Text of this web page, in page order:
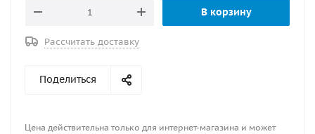
В корзину
Рассчитать доставку
Поделиться
Цена действительна только для интернет-магазина и может